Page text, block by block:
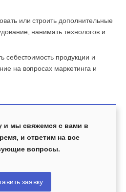
или строить дополнительные
нанимать технологов и
себестоимость продукции и
на вопросах маркетинга и
и мы свяжемся с вами в
и ответим на все
вопросы.
заявку